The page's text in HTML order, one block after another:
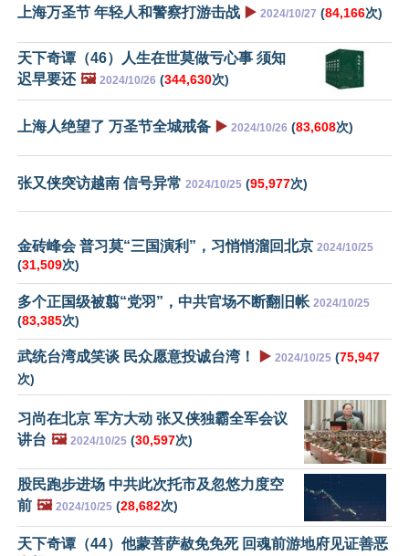
上海万圣节 年轻人和警察打游击战 ▶️ 2024/10/27 (84,166次)
天下奇谭（46）人生在世莫做亏心事 须知
迟早要还 🖼️ 2024/10/26 (344,630次)
上海人绝望了 万圣节全城戒备 ▶️ 2024/10/26 (83,608次)
张又侠突访越南 信号异常 2024/10/25 (95,977次)
金砖峰会 普习莫“三国演利”，习悄悄溜回北京 2024/10/25
(31,509次)
多个正国级被翦“党羽”，中共官场不断翻旧帐 2024/10/25
(83,385次)
武统台湾成笑谈 民众愿意投诚台湾！ ▶️ 2024/10/25 (75,947
次)
习尚在北京 军方大动 张又侠独霸全军会议
讲台 🖼️ 2024/10/25 (30,597次)
股民跑步进场 中共此次托市及忽悠力度空
前 🖼️ 2024/10/25 (28,682次)
天下奇谭（44）他蒙菩萨赦免免死 回魂前游地府见证善恶